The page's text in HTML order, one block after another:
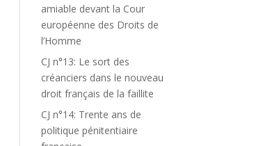
amiable devant la Cour
européenne des Droits de
l’Homme
CJ n°13: Le sort des
créanciers dans le nouveau
droit français de la faillite
CJ n°14: Trente ans de
politique pénitentiaire